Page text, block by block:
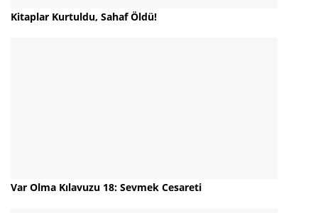
Kitaplar Kurtuldu, Sahaf Öldü!
Var Olma Kılavuzu 18: Sevmek Cesareti